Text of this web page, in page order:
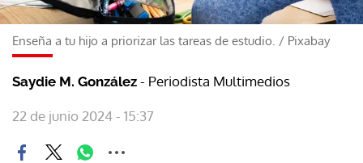
Enseña a tu hijo a priorizar las tareas de estudio. / Pixabay
Saydie M. González - Periodista Multimedios
22 de junio 2024 - 15:37